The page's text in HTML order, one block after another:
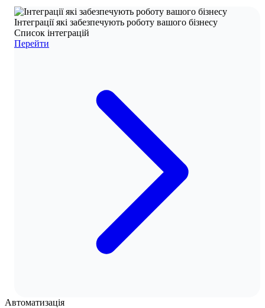
Інтеграції які забезпечують роботу вашого бізнесу
Список інтеграцій
Перейти
Автоматизація